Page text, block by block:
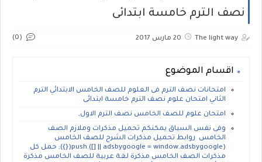
نصف الترم خامسة ابتدائى
The light way 20 مارس 2017 (0)
اقسام الموضوع
امتحانات نصف الترم فى العلوم للصف الخامس الابتدائي الترم
الثاني امتحان علوم نصف الترم خامسة ابتدائى
امتحان علوم للصف الخامس نصف الترم الاول,
وفى نفس السياق يمكنكم تحميل مذكرات وملازم الصف
الخامس روابط تحميل مذكرات الشرح للصف الخامس
(adsbygoogle = window.adsbygoogle || []).push({}); حمل كل
مذكرات الصف الخامس مذكرة لغة عربية للصف الخامس مذكرة